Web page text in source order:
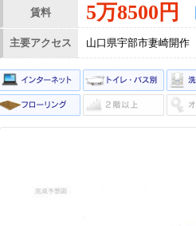
賃料 5万8500円
主要アクセス 山口県宇部市妻崎開作